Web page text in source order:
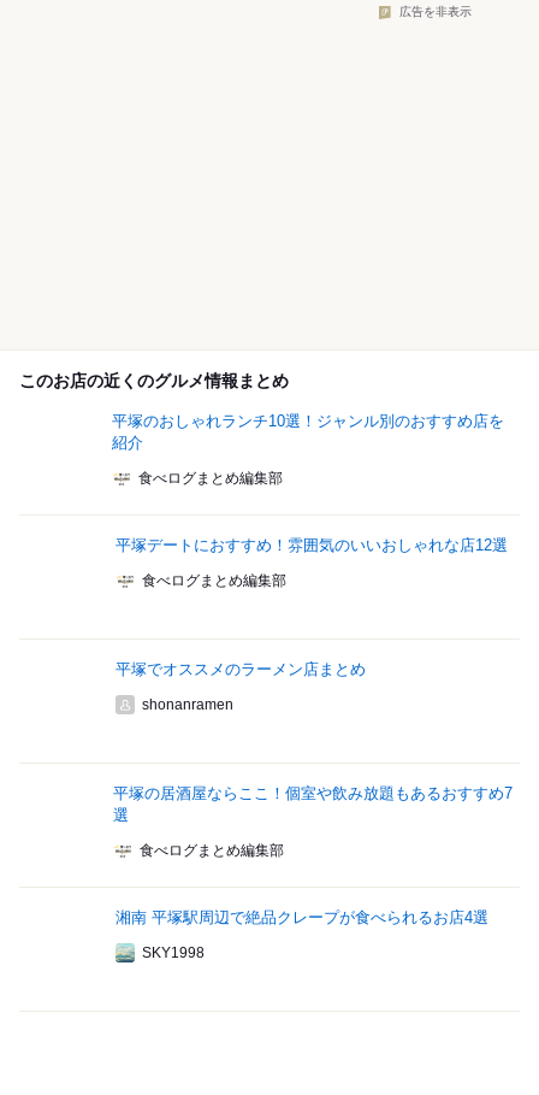
広告を非表示
このお店の近くのグルメ情報まとめ
平塚のおしゃれランチ10選！ジャンル別のおすすめ店を
紹介
食べログまとめ編集部
平塚デートにおすすめ！雰囲気のいいおしゃれな店12選
食べログまとめ編集部
平塚でオススメのラーメン店まとめ
shonanramen
平塚の居酒屋ならここ！個室や飲み放題もあるおすすめ7
選
食べログまとめ編集部
湘南 平塚駅周辺で絶品クレープが食べられるお店4選
SKY1998